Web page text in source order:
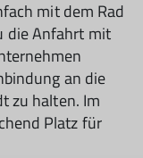
mit dem Rad
die Anfahrt mit
an die
zu halten. Im
Platz für